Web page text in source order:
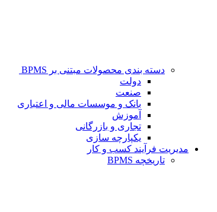
دسته بندی محصولات مبتنی بر BPMS
دولت
صنعت
بانک و موسسات مالی و اعتباری
آموزش
تجاری و بازرگانی
یکپارچه سازی
مدیریت فرآیند کسب و کار
تاریخچه BPMS